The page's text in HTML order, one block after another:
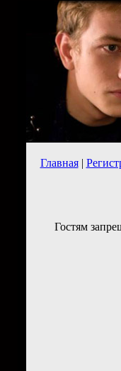
Главная|
Гостям